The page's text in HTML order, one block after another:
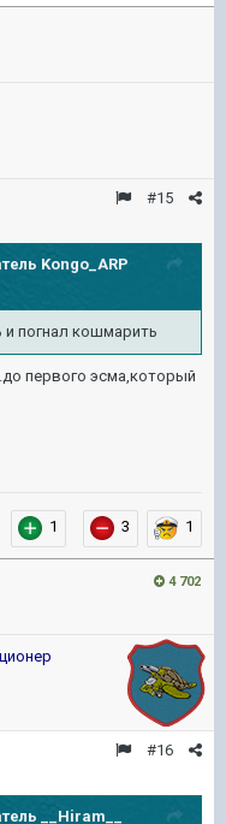
#15
Kongo_ARP
погнал кошмарить
первого эсма,который
1 3 1
4 702
#16
__Hiram__